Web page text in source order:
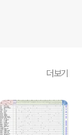
더보기